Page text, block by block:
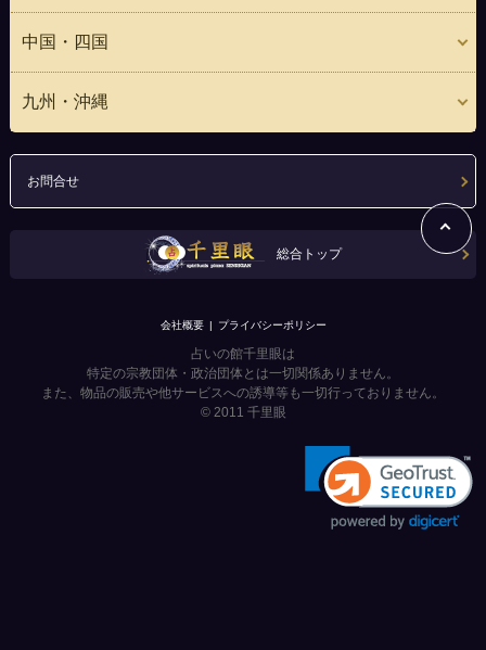
中国・四国
九州・沖縄
お問合せ
総合トップ
会社概要 プライバシーポリシー
占いの館千里眼は
特定の宗教団体・政治団体とは一切関係ありません。
また、物品の販売や他サービスへの誘導等も一切行っておりません。
© 2011 千里眼